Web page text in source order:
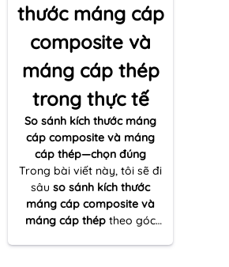
thước máng cáp
composite và
máng cáp thép
trong thực tế
So sánh kích thước máng
cáp composite và máng
cáp thép—chọn đúng
Trong bài viết này, tôi sẽ đi
sâu so sánh kích thước
máng cáp composite và
máng cáp thép theo góc